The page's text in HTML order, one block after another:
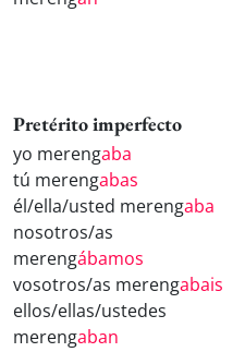
Pretérito imperfecto
yo merengaba
tú merengabas
él/ella/usted merengaba
nosotros/as
merengábamos
vosotros/as merengabais
ellos/ellas/ustedes
merengaban